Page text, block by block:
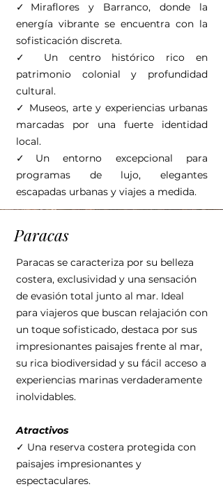
✓Miraflores y Barranco, donde la
energía vibrante se encuentra con la
sofisticación discreta.
✓ Un centro histórico rico en
patrimonio colonial y profundidad
cultural.
✓ Museos, arte y experiencias urbanas
marcadas por una fuerte identidad
local.
✓Un entorno excepcional para
programas de lujo, elegantes
escapadas urbanas y viajes a medida.
Paracas
Paracas se caracteriza por su belleza
costera, exclusividad y una sensación
de evasión total junto al mar. Ideal
para viajeros que buscan relajación con
un toque sofisticado, destaca por sus
impresionantes paisajes frente al mar,
su rica biodiversidad y su fácil acceso a
experiencias marinas verdaderamente
inolvidables.
Atractivos
✓ Una reserva costera protegida con
paisajes impresionantes y
espectaculares.